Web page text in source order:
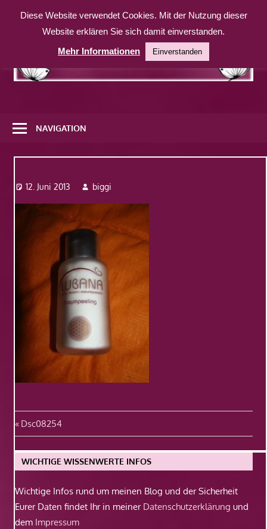
Inhalt
weitere
Website
NAVIGATION
12. Juni 2013 biggi
Beitragsnavigation
Vorheriger
Beitrag:
Dsc08254
WICHTIGE WISSENWERTE INFOS
Wichtige Infos rund um meinen Blog und der Sicherheit
Eurer Daten findet Ihr in meiner Datenschutzerklärung und
dem Impressum
Diese Website verwendet Cookies. Mit der Nutzung dieser
Website erklären Sie sich damit einverstanden.
Mehr Informationen
Einverstanden